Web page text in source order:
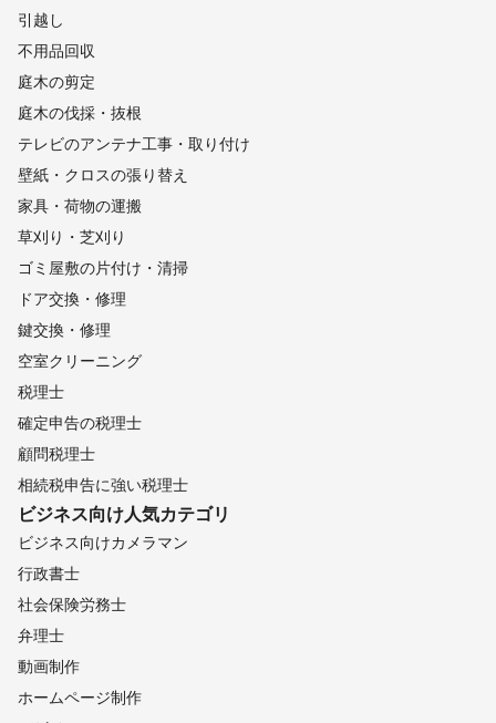
引越し
不用品回収
庭木の剪定
庭木の伐採・抜根
テレビのアンテナ工事・取り付け
壁紙・クロスの張り替え
家具・荷物の運搬
草刈り・芝刈り
ゴミ屋敷の片付け・清掃
ドア交換・修理
鍵交換・修理
空室クリーニング
税理士
確定申告の税理士
顧問税理士
相続税申告に強い税理士
ビジネス向け人気カテゴリ
ビジネス向けカメラマン
行政書士
社会保険労務士
弁理士
動画制作
ホームページ制作